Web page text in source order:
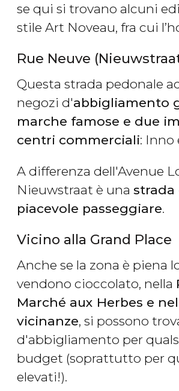
se qui si trovano alcuni
stile Art Noveau, fra cui
Rue Neuve
Questa strada pedonale
negozi d'abbigliamento
marche famose e due
centri commerciali: Inno
A differenza dell'Avenue
Nieuwstraat è una strada
piacevole passeggiare.
Vicino alla Grand Place
Anche se la zona è piena
vendono cioccolato, nella
Marché aux Herbes e
vicinanze, si possono
d'abbigliamento per
budget (soprattutto per
elevati!).